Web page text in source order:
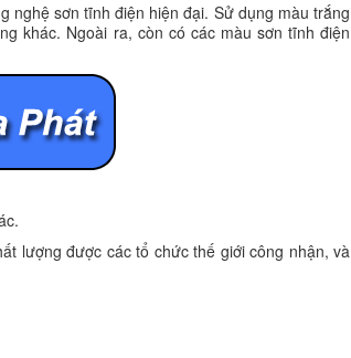
sơn tĩnh điện hiện đại. Sử dụng màu trắng
khác. Ngoài ra, còn có các màu sơn tĩnh điện
lượng được các tổ chức thế giới công nhận, và